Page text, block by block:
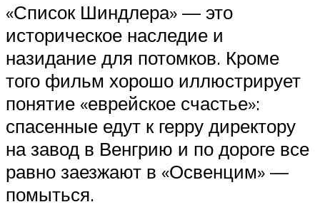
«Список Шиндлера» — это
историческое наследие и
назидание для потомков. Кроме
того фильм хорошо иллюстрирует
понятие «еврейское счастье»:
спасенные едут к герру директору
на завод в Венгрию и по дороге все
равно заезжают в «Освенцим» —
помыться.